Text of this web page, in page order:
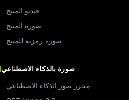
صورة بالذكاء الاصطناعي
محرر صور الذكاء الاصطناعي
فيديو المنتج
صورة المنتج
صورة رمزية للمنتج